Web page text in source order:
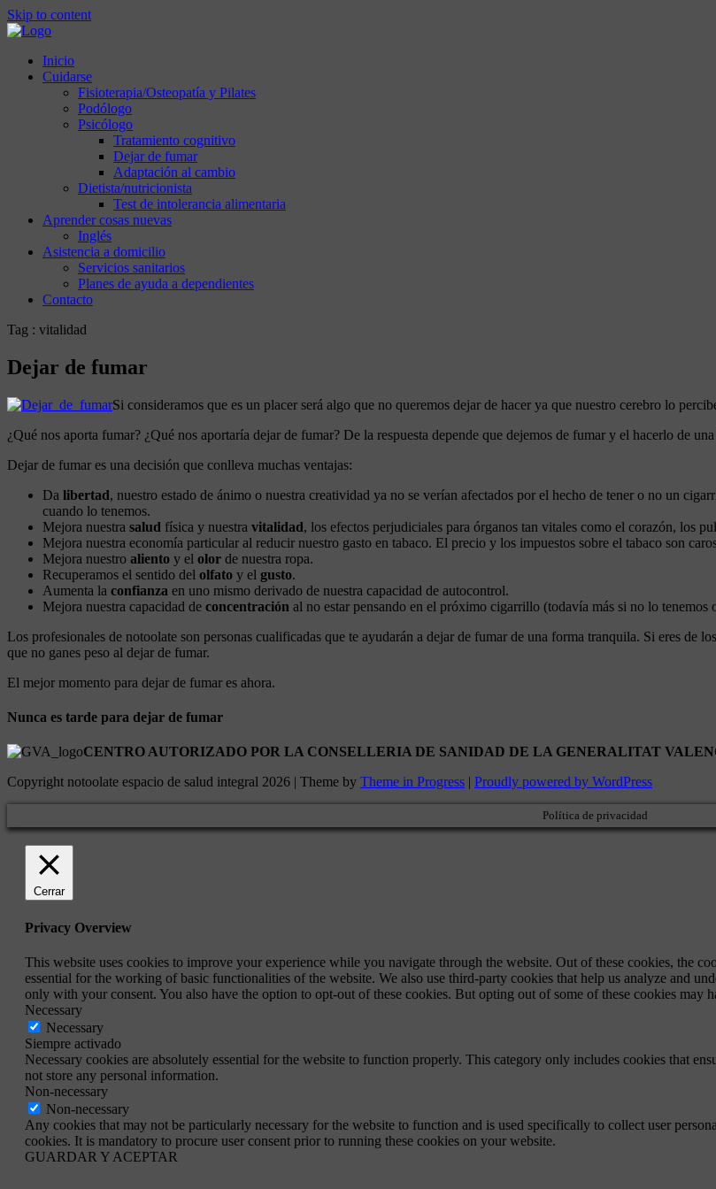
Skip to content
Inicio
Cuidarse
Fisioterapia/Osteopatía y Pilates
Podólogo
Psicólogo
Tratamiento cognitivo
Dejar de fumar
Adaptación al cambio
Dietista/nutricionista
Test de intolerancia alimentaria
Aprender cosas nuevas
Inglés
Asistencia a domicilio
Servicios sanitarios
Planes de ayuda a dependientes
Contacto
Tag : vitalidad
Dejar de fumar
Si consideramos que es un placer será algo que no queremos dejar de hacer ya que nuestro cerebro lo
¿Qué nos aporta fumar? ¿Qué nos aportaría dejar de fumar? De la respuesta depende que dejemos de fumar y el hacerlo de
Dejar de fumar es una decisión que conlleva muchas ventajas:
Da libertad, nuestro estado de ánimo o nuestra creatividad ya no se verían afectados por el hecho de tener o no un
cuando lo tenemos.
Mejora nuestra salud física y nuestra vitalidad, los efectos perjudiciales para órganos tan vitales como el corazón, los
Mejora nuestra economía particular al reducir nuestro gasto en tabaco. El precio y los impuestos sobre el tabaco son
Mejora nuestro aliento y el olor de nuestra ropa.
Recuperamos el sentido del olfato y el gusto.
Aumenta la confianza en uno mismo derivado de nuestra capacidad de autocontrol.
Mejora nuestra capacidad de concentración al no estar pensando en el próximo cigarrillo (todavía más si no lo tenemos
Los profesionales de notoolate son personas cualificadas que te ayudarán a dejar de fumar de una forma tranquila. Si eres de
que no ganes peso al dejar de fumar.
El mejor momento para dejar de fumar es ahora.
Nunca es tarde para dejar de fumar
CENTRO AUTORIZADO POR LA CONSELLERIA DE SANIDAD DE LA GENERALITAT
Copyright notoolate espacio de salud integral 2026 | Theme by Theme in Progress | Proudly powered by WordPress
Política de privacidad
Cerrar
Privacy Overview
This website uses cookies to improve your experience while you navigate through the website. Out of these cookies, the
essential for the working of basic functionalities of the website. We also use third-party cookies that help us analyze and
only with your consent. You also have the option to opt-out of these cookies. But opting out of some of these cookies may
Necessary
Necessary
Siempre activado
Necessary cookies are absolutely essential for the website to function properly. This category only includes cookies that
not store any personal information.
Non-necessary
Non-necessary
Any cookies that may not be particularly necessary for the website to function and is used specifically to collect user
cookies. It is mandatory to procure user consent prior to running these cookies on your website.
GUARDAR Y ACEPTAR